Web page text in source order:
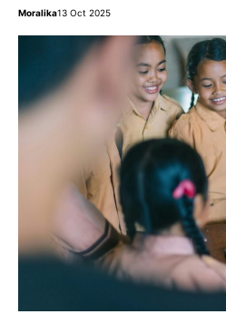
Moralika13 Oct 2025